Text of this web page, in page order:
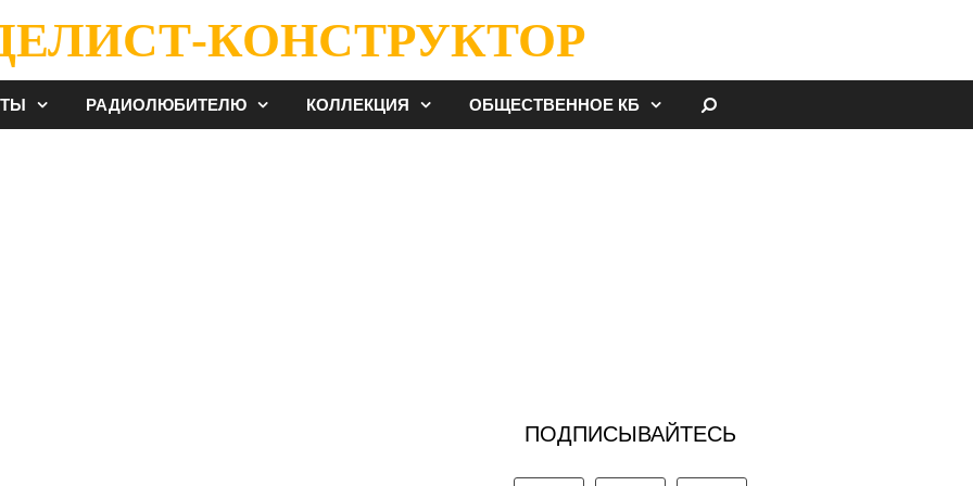
КОНСТРУКТОР
РАДИОЛЮБИТЕЛЮ КОЛЛЕКЦИЯ ОБЩЕСТВЕННОЕ КБ
ПОДПИСЫВАЙТЕСЬ